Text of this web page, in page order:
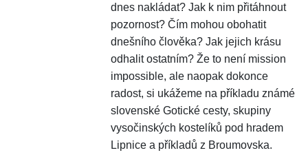
dnes nakládat? Jak k nim přitáhnout
pozornost? Čím mohou obohatit
dnešního člověka? Jak jejich krásu
odhalit ostatním? Že to není mission
impossible, ale naopak dokonce
radost, si ukážeme na příkladu známé
slovenské Gotické cesty, skupiny
vysočinských kostelíků pod hradem
Lipnice a příkladů z Broumovska.